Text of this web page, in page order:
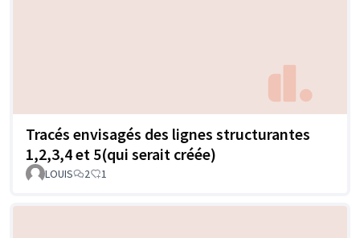
Tracés envisagés des lignes structurantes
1,2,3,4 et 5(qui serait créée)
LOUIS 2 1